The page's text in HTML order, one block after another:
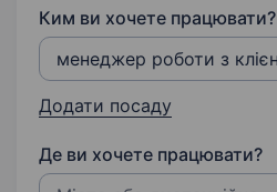
Ким ви хочете працювати?
Додати посаду
Де ви хочете працювати?